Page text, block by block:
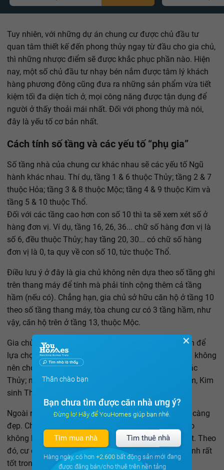
Tuy nhiên, với những dự án chung cư được chủ đầu tư
quan tâm thiết kế đến phong thủy ngay từ đầu cho gia chủ,
thì những nhược điểm sẽ được khắc phục phần nào. Hiện
nay, một số chủ đầu tư nhạy bén nắm được tâm lý khách
hàng phương đông cũng đưa ra những sản phẩm vừa tiết
kiệm tối đa diện tích ở, mọi công năng được tận dụng để
người ở thấy thoải mái nhất. Đối với phong thủy mà nói,
đây là yếu tố cơ bản nhất.
Cách tính số tầng và các yếu tố “phụ gia”
Số tầng nhà của chung cư khác nhau sẽ các yếu tố Ngũ
hành khác nhau. Thí dụ, tầng 1 & 6 thuộc Thủy; tầng 2 & 7
thuộc Hỏa; tầng 3 & 8 thuộc Mộc; tầng 4 & 9 thuộc Kim và
tầng 5 & 10 thuộc Thổ.
Đối với các tầng cao hơn con số 10 thì ta sẽ xem xét số ở
hàng đơn vị. Ví dụ, tầng 16, 26, 36... chữ số hàng đơn vị là
số 6, đều thuộc Thủy; hay tầng 20, 30... có chữ số hàng
đơn vị là 0, ta quy về con số 10, tức thuộc Thổ.
Điều lưu ý ở đây là gia chủ không nên dựa theo số tầng ghi
trên thang máy để tính mà phải tính cộng thêm cả tầng
hầm (nếu có). Chẳng hạn, gia chủ sở hữu căn hộ ở tầng 10
theo số tầng thang máy, tòa chung cư có 3 tầng hầm, như
vậy, căn hộ trên ở tầng 13, thuộc Mộc.
Gia chủ xem xét mối quan hệ với mệnh tuổi của mình để
lựa chọn và quyết định. Ví dụ, gia chủ mệnh Thủy thì không
nên chọn các tầng 10, 20... vì thuộc Thổ, mà Thổ khắc
Thủy; nên chọn các tầng 4, 9, 14, 19... vì nó thuộc Kim, Kim
sinh Thủy.
Ngoài ra, những dự án càng có nhiều mảng xanh thì càng
đẹp. Chưa nói gì đến phong thủy có thể nhìn thấy tạo
không khí và môi trường tốt cho người ở và sinh hoạt. Theo
đó, cư dân có sức khỏe tốt thì đương nhiên mảng xanh rất
tốt trong phong thủy.
✕
Thân chào bạn
Bạn chưa tìm được căn nhà ưng ý?
Đừng lo! Hãy để YouHomes giúp bạn nhé.
Tìm mua nhà Tìm thuê nhà
Hàng ngày, có hơn +2.600bất động sản mới đang
được đăng bán/cho thuê trên nền tảng